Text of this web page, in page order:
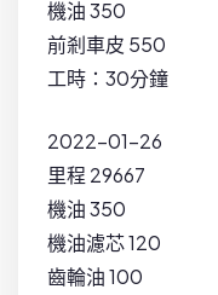
機油 350
前剎車皮 550
工時：30分鐘
2022-01-26
里程 29667
機油 350
機油濾芯 120
齒輪油 100